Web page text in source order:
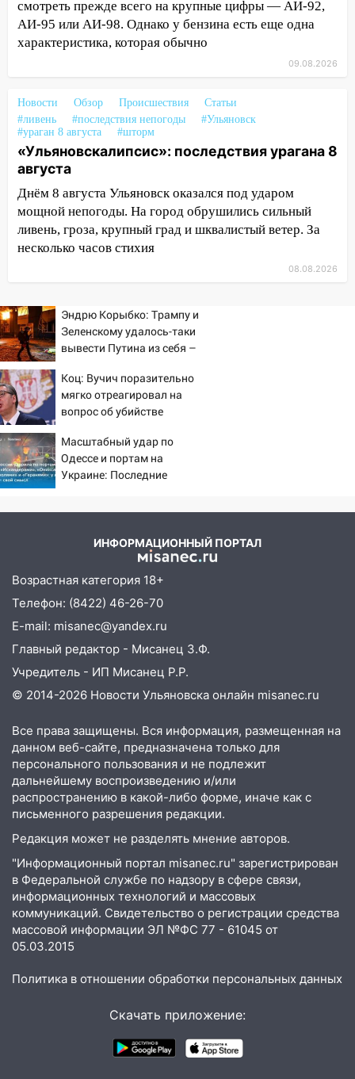
17:00 «Ульяновскалипсис»: последствия
урагана 8 августа
16:34
Из-за мощной непогоды в
Ульяновске отменили фестиваль «Наше
время»
16:17 Мелекесский район первым в
Ульяновской области намолотил более
100 тысяч тонн зерна
15:17 В колледжи и техникумы
Ульяновской области подали более 10
15:04
Фоторепортаж с улиц Ульяновска
после шторма: поваленные деревья и
затопленные улицы
14:28
Ураган вырвал остановку на улице
Деева в Заволжье
14:26
пытаются расчистить ливнёвки, не
дождавшись коммунальщиков
14:16
на улице Любови Шевцовой рухнул
Студента из Ульяновска обманули
мошенники под видом преподавателя
14:12 Куда жаловаться ульяновцам на
упавшее дерево или затопленную улицу
после непогоды
13:59 В Новом городе ураганным
ветром сорвало опалубку со
строящегося дома
13:54 В мэрии Ульяновска рассказали,
как устраняют последствия мощного
шторма
13:49 Стихия продолжает крушить
Ульяновск: дерево рухнуло на дом на
13:47 На Нижней Террасе мощным
ветром вырвало дерево с корнем
13:46 Сильный ветер сорвал крышу с
СТО на проспекте Созидателей
13:35 Непогода продолжает бить по
сошёл с рельсов
Упавшие деревья перекрыли
Непогода в Ульяновске не
смотреть прежде всего на крупные цифры — АИ-92,
АИ-95 или АИ-98. Однако у бензина есть еще одна
характеристика, которая обычно
09.08.2026
Новости Обзор Происшествия
Статьи
#ливень
#последствия непогоды
#Ульяновск
#ураган 8 августа
#шторм
«Ульяновскалипсис»: последствия урагана 8
августа
Днём 8 августа Ульяновск оказался под ударом
мощной непогоды. На город обрушились сильный
ливень, гроза, крупный град и шквалистый ветер. За
несколько часов стихия
08.08.2026
Эндрю Корыбко: Трампу и
Зеленскому удалось-таки
вывести Путина из себя –
Коц: Вучич поразительно
мягко отреагировал на
вопрос об убийстве
Масштабный удар по
Одессе и портам на
Украине: Последние
ИНФОРМАЦИОННЫЙ ПОРТАЛ
Возрастная категория 18+
Телефон: (8422) 46-26-70
E-mail: misanec@yandex.ru
Главный редактор - Мисанец З.Ф.
Учредитель - ИП Мисанец Р.Р.
© 2014-2026 Новости Ульяновска онлайн misanec.ru
Все права защищены. Вся информация, размещенная на
данном веб-сайте, предназначена только для
персонального пользования и не подлежит
дальнейшему воспроизведению и/или
распространению в какой-либо форме, иначе как с
письменного разрешения редакции.
Редакция может не разделять мнение авторов.
"Информационный портал misanec.ru" зарегистрирован
в Федеральной службе по надзору в сфере связи,
информационных технологий и массовых
коммуникаций. Свидетельство о регистрации средства
массовой информации ЭЛ №ФС 77 - 61045 от
05.03.2015
Политика в отношении обработки персональных данных
Скачать приложение: